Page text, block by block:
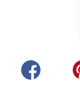
(s'ouvre